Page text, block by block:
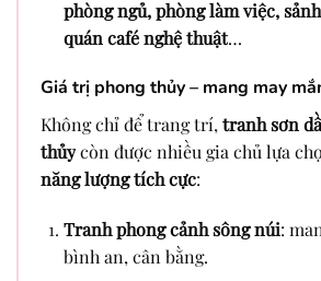
phòng ngủ, phòng làm việc,
quán café nghệ thuật…
Giá trị phong thủy – mang may
Không chỉ để trang trí,tranh sơn
thủycòn được nhiều gia chủ lựa
năng lượng tích cực:
Tranh phong cảnh sông núi:
bình an, cân bằng.